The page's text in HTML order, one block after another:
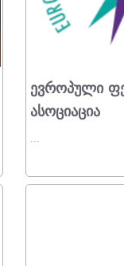
Ევროპული
Ასოციაცია
...